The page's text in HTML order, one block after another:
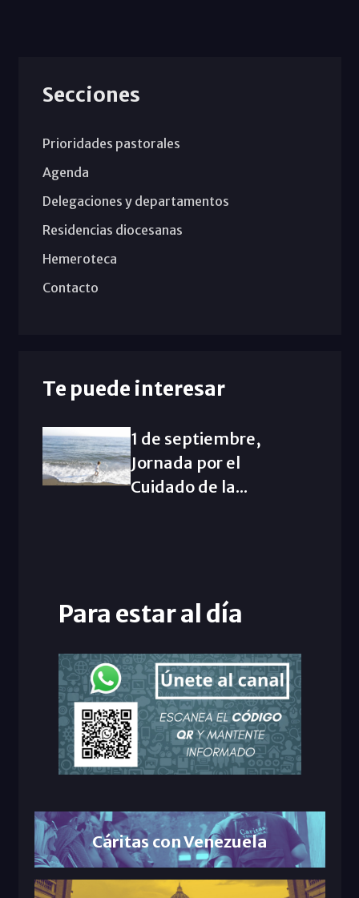
Secciones
Prioridades pastorales
Agenda
Delegaciones y departamentos
Residencias diocesanas
Hemeroteca
Contacto
Te puede interesar
1 de septiembre,
Jornada por el
Cuidado de la...
Para estar al día
Cáritas con Venezuela